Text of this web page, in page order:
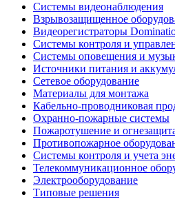
Системы видеонаблюдения
Взрывозащищенное
Видеорегистраторы
Системы контроля и
Системы оповещения и
Источники питания и
Сетевое оборудование
Материалы для монтажа
Кабельно-проводниковая
Охранно-пожарные системы
Пожаротушение и
Противопожарное
Системы контроля и учета
Телекоммуникационное
Электрооборудование
Типовые решения